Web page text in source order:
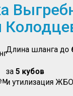
Длина шланга до
за 5 кубов
и утилизация ЖБО